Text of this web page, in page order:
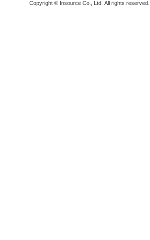
Copyright © Insource Co., Ltd. All rights reserved.